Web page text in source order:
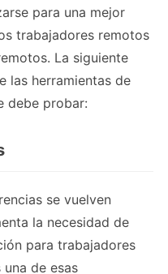
para una mejor
trabajadores remotos
La siguiente
las herramientas de
debe probar:
se vuelven
la necesidad de
para trabajadores
de esas